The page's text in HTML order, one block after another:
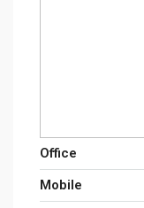
Office
Mobile